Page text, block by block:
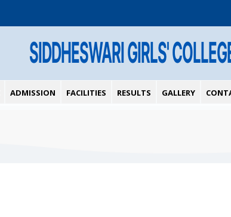
SIDDHESWARI GIRLS'
ADMISSION FACILITIES RESULTS GALLERY